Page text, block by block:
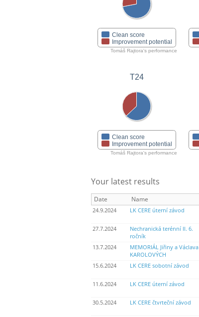
Clean score
Improvement potential
Tomáš Rajtora's performance
T24
Clean score
Improvement potential
Tomáš Rajtora's performance
Your latest results
Date Name
24.9.2024 LK CERE úterní závod
27.7.2024
Nechranická terénní II. 6.
ročník
13.7.2024
MEMORIÁL Jiřiny a Václava
KAROLOVÝCH
15.6.2024
LK CERE sobotní závod
11.6.2024
LK CERE úterní závod
30.5.2024
LK CERE čtvrteční závod